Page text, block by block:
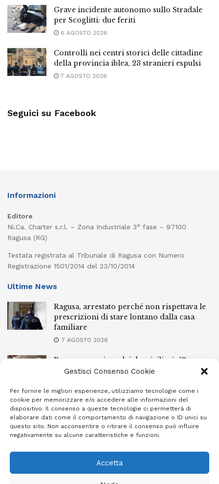
Gestisci Consenso Cookie
Per fornire le migliori esperienze, utilizziamo tecnologie come i
cookie per memorizzare e/o accedere alle informazioni del
dispositivo. Il consenso a queste tecnologie ci permetterà di
elaborare dati come il comportamento di navigazione o ID unici su
questo sito. Non acconsentire o ritirare il consenso può influire
negativamente su alcune caratteristiche e funzioni.
Accetta
Grave incidente autonomo sullo Stradale
per Scoglitti: due feriti
6 AGOSTO 2026
Controlli nei centri storici delle cittadine
della provincia iblea, 23 stranieri espulsi
7 AGOSTO 2026
Seguici su Facebook
Informazioni
Editore
Ni.Ca. Charter s.r.l. – Zona Industriale 3° fase – 97100
Ragusa (RG)
Testata registrata al Tribunale di Ragusa con Numero
Registrazione 1501/2014 del 23/10/2014
Ultime News
Ragusa, arrestato perché non rispettava le
prescrizioni di stare lontano dalla casa
familiare
7 AGOSTO 2026
Ragusa, spacciava dai domiciliari: 52enne
finisce in carcere
Incendi a Modica, torna in libertà il
marocchino di 23 anni
7 AGOSTO 2026